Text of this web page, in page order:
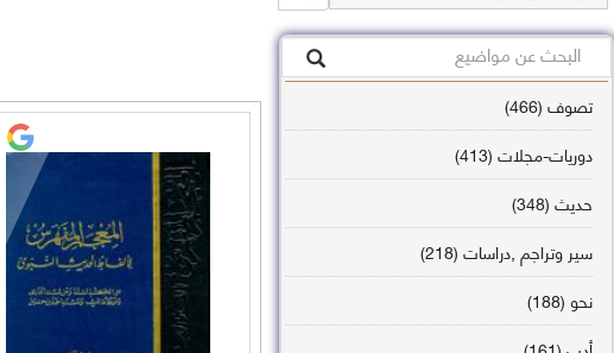
تصوف (466)
دوريات-مجلات (413)
حديث (348)
سير وتراجم ,دراسات (218)
نحو (188)